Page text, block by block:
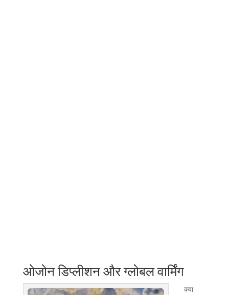
ओजोन डिप्लीशन और ग्लोबल वार्मिंग
क्या